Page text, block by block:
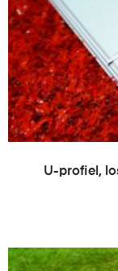
U-profiel,